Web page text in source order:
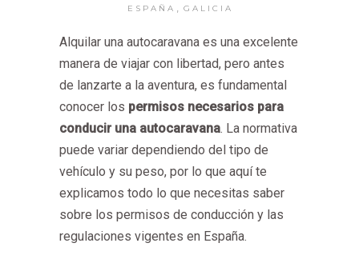
ESPAÑA GALICIA
Alquilar una autocaravana es una excelente
manera de viajar con libertad, pero antes
de lanzarte a la aventura, es fundamental
conocer los permisos necesarios para
conducir una autocaravana. La normativa
puede variar dependiendo del tipo de
vehículo y su peso, por lo que aquí te
explicamos todo lo que necesitas saber
sobre los permisos de conducción y las
regulaciones vigentes en España.